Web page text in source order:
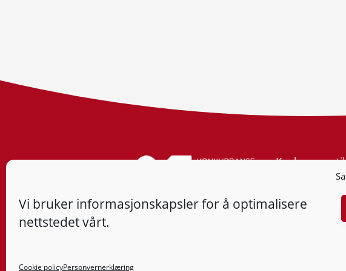
Vi bruker informasjonskapsler for å optimalisere
nettstedet vårt.
Cookie policyPersonvernerklæring
Postboks 439
Org.nr: 974